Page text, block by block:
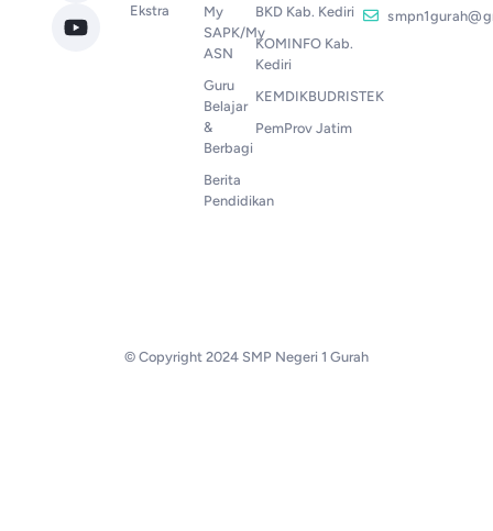
Ekstra
My
SAPK/My
ASN
Guru
Belajar
&
Berbagi
Berita
Pendidikan
BKD Kab. Kediri
KOMINFO Kab.
Kediri
KEMDIKBUDRISTEK
PemProv Jatim
© Copyright 2024 SMP Negeri 1 Gurah